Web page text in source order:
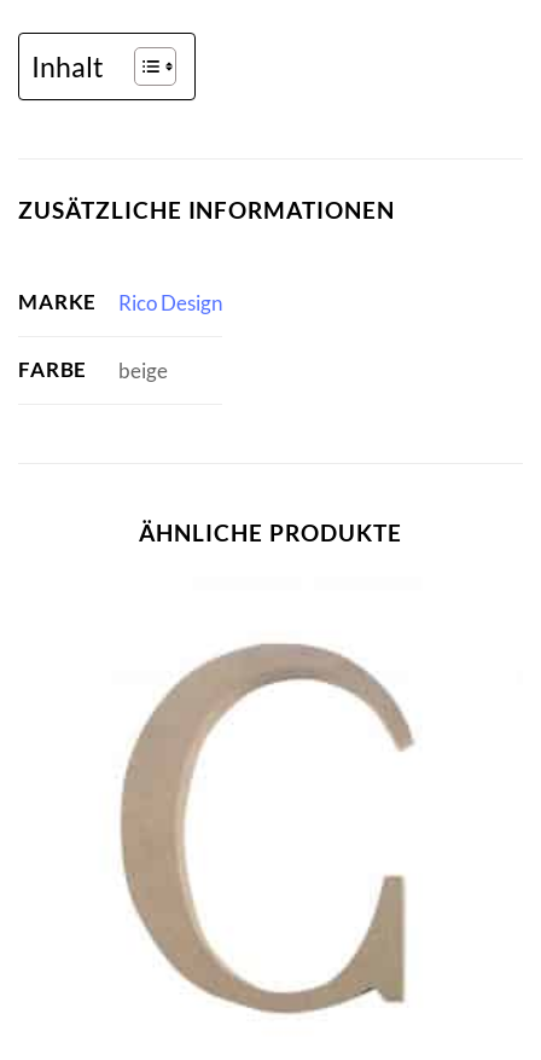
Inhalt
ZUSÄTZLICHE INFORMATIONEN
MARKE Rico Design
FARBE beige
ÄHNLICHE PRODUKTE